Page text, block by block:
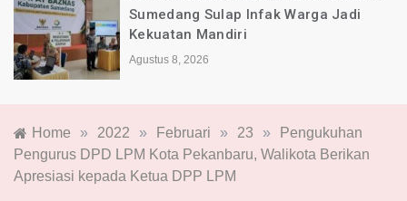
Sumedang Sulap Infak Warga Jadi
Kekuatan Mandiri
Agustus 8, 2026
Home » 2022 » Februari » 23 »
Pengukuhan
Pengurus DPD LPM Kota Pekanbaru, Walikota Berikan
Apresiasi kepada Ketua DPP LPM